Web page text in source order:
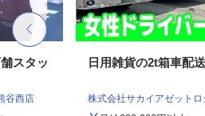
スタッ
谷西店
日用雑貨の2t箱車配
株式会社サカイアゼットロ